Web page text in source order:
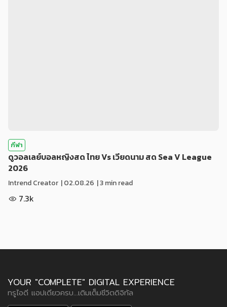
กีฬา
ดูวอลเลย์บอลหญิงสด ไทย Vs เวียดนาม สด Sea V League
2026
Intrend Creator |02.08.26 | 3 min read
7.3k
YOUR "COMPLETE" DIGITAL EXPERIENCE
ทรูไอดี แอปเดียวครบ...เติมเต็มชีวิตดิจิทัล